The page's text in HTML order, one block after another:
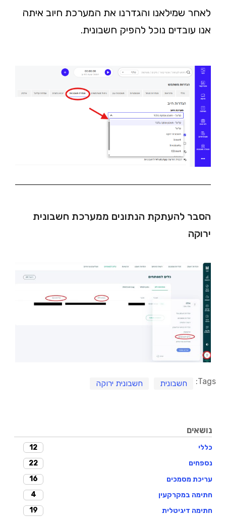
נושאים
כללי
12
נספחים
22
עריכת מסמכים
16
חתימה במקרקעין
4
חתימה דיגיטלית
19
לאחר שמילאנו והגדרנו את המערכת חיוב איתה
אנו עובדים נוכל להפיק חשבונית.
הסבר להעתקת הנתונים ממערכת חשבונית
ירוקה
Tags: חשבונית חשבונית ירוקה